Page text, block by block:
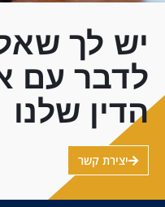
יש לך
לדבר עם
הדין שלנו
יצירת קשר